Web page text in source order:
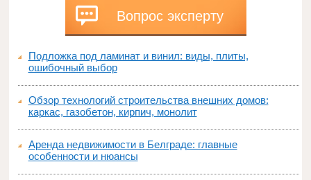
Вопрос эксперту
Подложка под ламинат и винил: виды, плиты,
ошибочный выбор
Обзор технологий строительства внешних домов:
каркас, газобетон, кирпич, монолит
Аренда недвижимости в Белграде: главные
особенности и нюансы